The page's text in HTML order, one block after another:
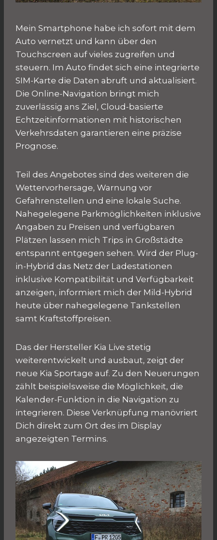
Mein Smartphone habe ich sofort mit dem
Auto vernetzt und kann über den
Touchscreen auf vieles zugreifen und
steuern. Im Auto findet sich eine integrierte
SIM-Karte die Daten abruft und aktualisiert.
Die Online-Navigation bringt mich
zuverlässig ans Ziel, Cloud-basierte
Echtzeitinformationen mit historischen
Verkehrsdaten garantieren eine präzise
Prognose.
Teil des Angebotes sind des weiteren die
Wettervorhersage, Warnung vor
Gefahrenstellen und eine lokale Suche.
Nahegelegene Parkmöglichkeiten inklusive
Angaben zu Preisen und verfügbaren
Plätzen lassen mich Trips in Großstädte
entspannt entgegen sehen. Wird der Plug-
in-Hybrid das Netz der Ladestationen
inklusive Kompatibilität und Verfügbarkeit
anzeigen, informiert mich der Mild-Hybrid
heute über nahegelegene Tankstellen
samt Kraftstoffpreisen.
Das der Hersteller Kia Live stetig
weiterentwickelt und ausbaut, zeigt der
neue Kia Sportage auf. Zu den Neuerungen
zählt beispielsweise die Möglichkeit, die
Kalender-Funktion in die Navigation zu
integrieren. Diese Verknüpfung manövriert
Dich direkt zum Ort des im Display
angezeigten Termins.